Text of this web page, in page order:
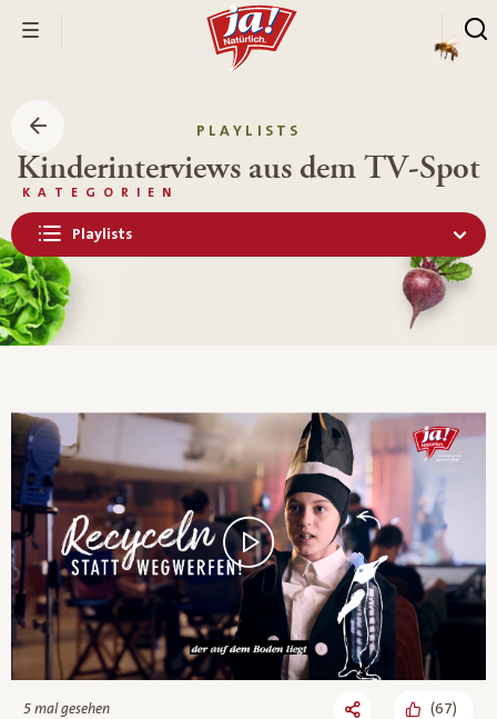
PLAYLISTS
Kinderinterviews aus dem TV-Spot
KATEGORIEN
Playlists
5 mal gesehen (67)